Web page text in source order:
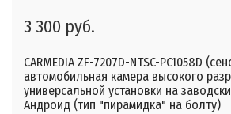
3 300 руб.
CARMEDIA ZF-7207D-NTSC-PC1058D
автомобильная камера высокого
универсальной установки на
Андроид (тип "пирамидка" на болту)